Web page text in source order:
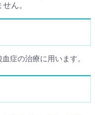
ん。
症の治療に用います。